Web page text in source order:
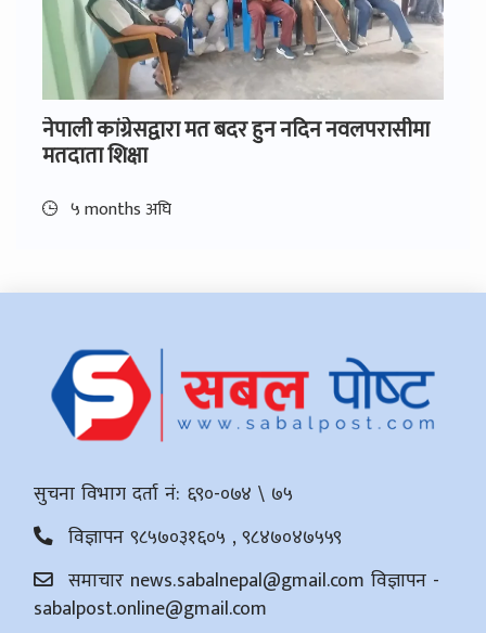
नेपाली कांग्रेसद्वारा मत बदर हुन नदिन नवलपरासीमा
मतदाता शिक्षा
५ months अघि
सुचना विभाग दर्ता नं: ६९०-०७४ \ ७५
विज्ञापन ९८५७०३१६०५ , ९८४७०४७५५९
समाचार news.sabalnepal@gmail.com विज्ञापन -
sabalpost.online@gmail.com